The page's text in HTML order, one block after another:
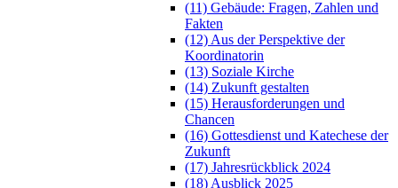
(11) Gebäude: Fragen, Zahlen und
Fakten
(12) Aus der Perspektive der
Koordinatorin
(13) Soziale Kirche
(14) Zukunft gestalten
(15) Herausforderungen und
Chancen
(16) Gottesdienst und Katechese der
Zukunft
(17) Jahresrückblick 2024
(18) Ausblick 2025